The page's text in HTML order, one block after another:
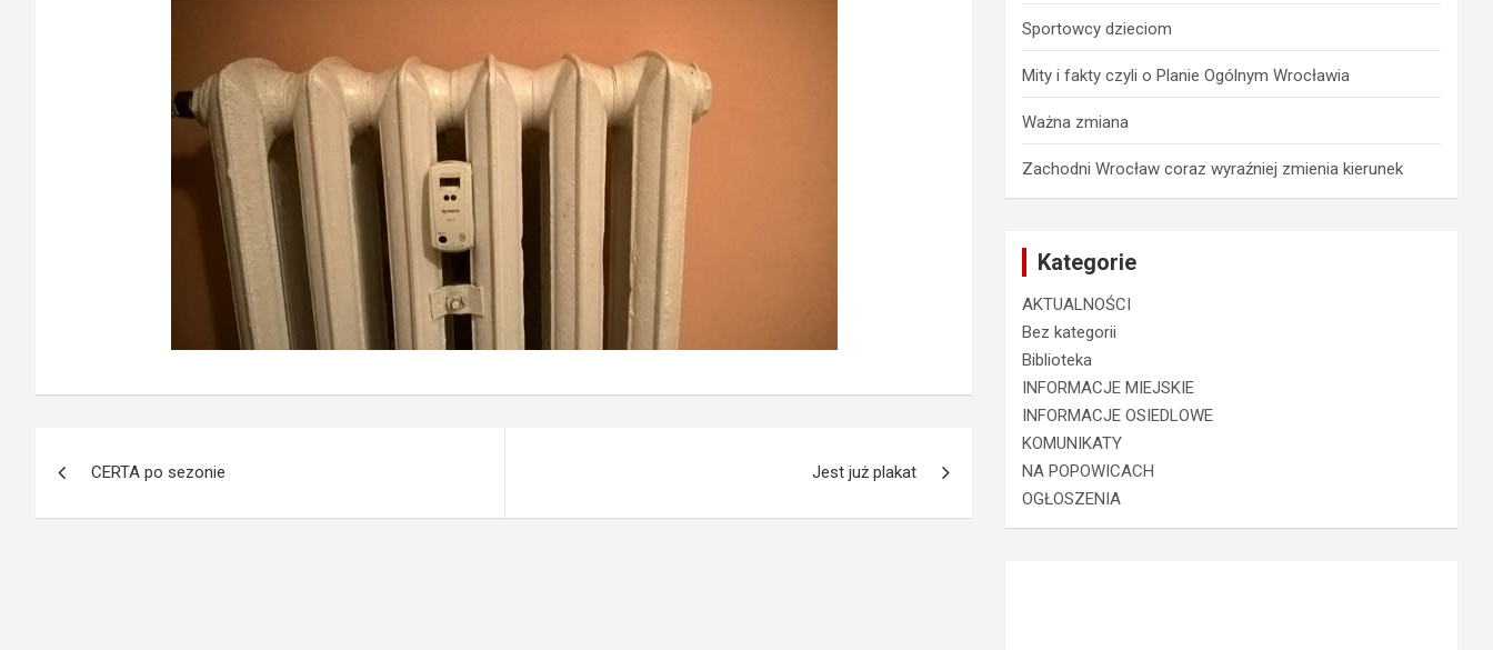
CERTA po sezonie Jest już plakat
Sportowcy dzieciom
Mity i fakty czyli o Planie Ogólnym Wrocławia
Ważna zmiana
Zachodni Wrocław coraz wyraźniej zmienia kierunek
Kategorie
AKTUALNOŚCI
Bez kategorii
Biblioteka
INFORMACJE MIEJSKIE
INFORMACJE OSIEDLOWE
KOMUNIKATY
NA POPOWICACH
OGŁOSZENIA